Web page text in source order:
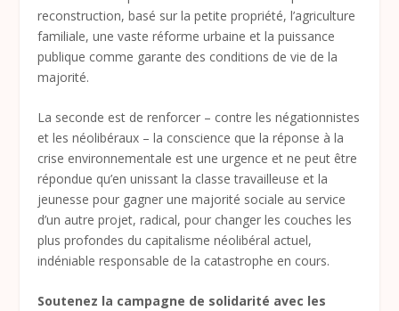
reconstruction, basé sur la petite propriété, l’agriculture
familiale, une vaste réforme urbaine et la puissance
publique comme garante des conditions de vie de la
majorité.
La seconde est de renforcer – contre les négationnistes
et les néolibéraux – la conscience que la réponse à la
crise environnementale est une urgence et ne peut être
répondue qu’en unissant la classe travailleuse et la
jeunesse pour gagner une majorité sociale au service
d’un autre projet, radical, pour changer les couches les
plus profondes du capitalisme néolibéral actuel,
indéniable responsable de la catastrophe en cours.
Soutenez la campagne de solidarité avec les